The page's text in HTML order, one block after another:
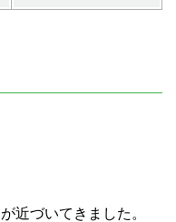
近づいてきました。